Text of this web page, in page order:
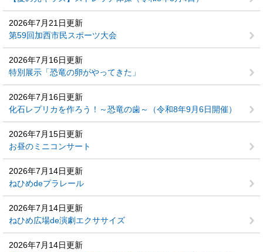
2026年7月21日更新
第59回加西市民スポーツ大会
2026年7月16日更新
特別展示「恐竜の卵がやってきた」
2026年7月16日更新
化石レプリカを作ろう！～恐竜の歯～（令和8年9月6日開催）
2026年7月15日更新
お昼のミニコンサート
2026年7月14日更新
ねひめdeプラレール
2026年7月14日更新
ねひめ広場de演劇エクササイズ
2026年7月14日更新